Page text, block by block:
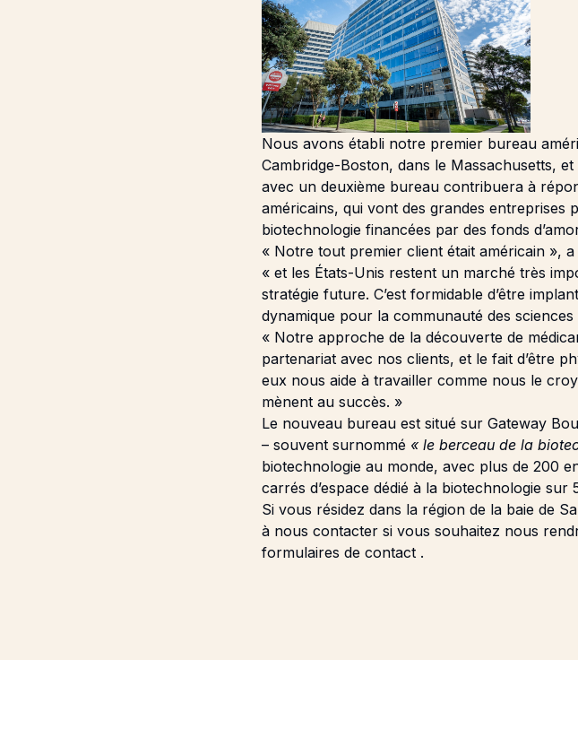
Nous avons établi notre premier bureau
Cambridge-Boston, dans le Massachusetts,
avec un deuxième bureau contribuera à
américains, qui vont des grandes entreprises
biotechnologie financées par des fonds
« Notre tout premier client était américain »,
« et les États-Unis restent un marché très
stratégie future. C’est formidable d’être
dynamique pour la communauté des sciences
« Notre approche de la découverte de
partenariat avec nos clients, et le fait d’être
eux nous aide à travailler comme nous le
mènent au succès. »
Le nouveau bureau est situé sur Gateway
– souvent surnommé « le berceau de la
biotechnologie au monde, avec plus de 200
carrés d’espace dédié à la biotechnologie sur
Si vous résidez dans la région de la baie de
à nous contacter si vous souhaitez nous
formulaires de contact.